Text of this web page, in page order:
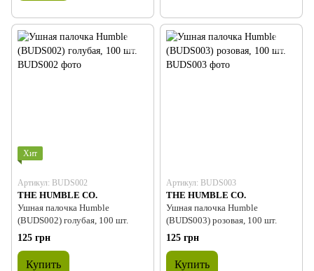
Хит
Артикул: BUDS002
THE HUMBLE CO.
Ушная палочка Humble
(BUDS002) голубая, 100 шт.
125 грн
Купить
Артикул: BUDS003
THE HUMBLE CO.
Ушная палочка Humble
(BUDS003) розовая, 100 шт.
125 грн
Купить